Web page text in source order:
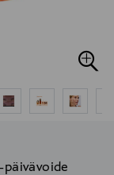
päivävoide